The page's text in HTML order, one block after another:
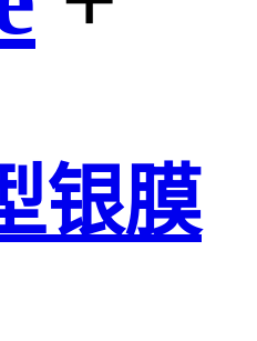
银膜